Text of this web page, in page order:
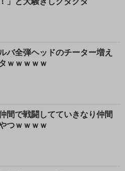
バ全弾ヘッドのチーター増え
ｗｗｗｗｗ
間で戦闘してていきなり仲間
つｗｗｗｗ